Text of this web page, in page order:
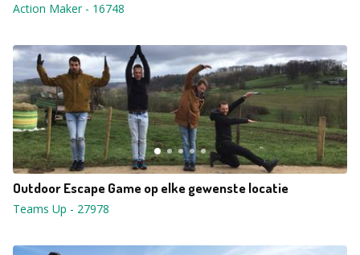
Action Maker- 16748
Outdoor Escape Game op elke gewenste locatie
Teams Up - 27978